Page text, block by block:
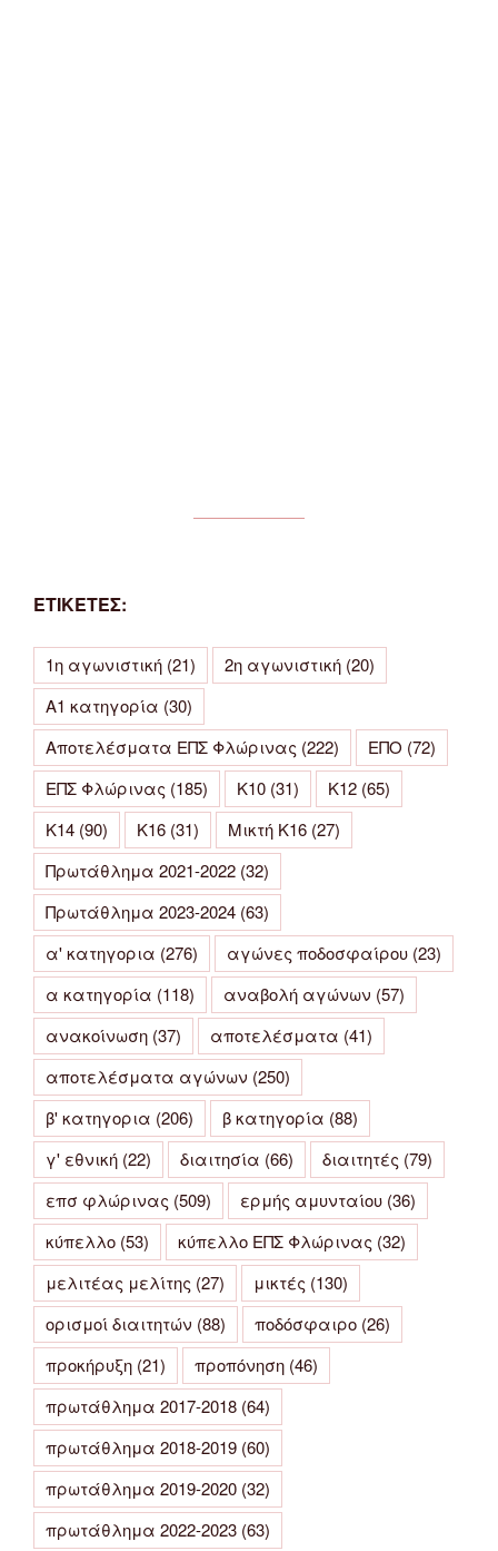
ΕΤΙΚΕΤΕΣ:
1η αγωνιστική (21) 2η αγωνιστική (20)
Α1 κατηγορία (30)
Αποτελέσματα ΕΠΣ Φλώρινας (222) ΕΠΟ (72)
ΕΠΣ Φλώρινας (185) Κ10 (31) Κ12 (65)
Κ14 (90) Κ16 (31) Μικτή Κ16 (27)
Πρωτάθλημα 2021-2022 (32)
Πρωτάθλημα 2023-2024 (63)
α' κατηγορια (276) αγώνες ποδοσφαίρου (23)
α κατηγορία (118) αναβολή αγώνων (57)
ανακοίνωση (37) αποτελέσματα (41)
αποτελέσματα αγώνων (250)
β' κατηγορια (206) β κατηγορία (88)
γ' εθνική (22) διαιτησία (66) διαιτητές (79)
επσ φλώρινας (509) ερμής αμυνταίου (36)
κύπελλο (53) κύπελλο ΕΠΣ Φλώρινας (32)
μελιτέας μελίτης (27) μικτές (130)
ορισμοί διαιτητών (88) ποδόσφαιρο (26)
προκήρυξη (21) προπόνηση (46)
πρωτάθλημα 2017-2018 (64)
πρωτάθλημα 2018-2019 (60)
πρωτάθλημα 2019-2020 (32)
πρωτάθλημα 2022-2023 (63)